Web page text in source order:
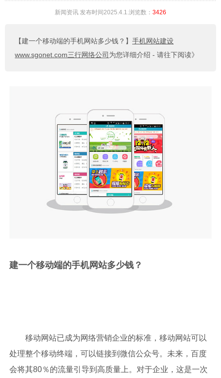
新闻资讯 发布时间2025.4.1.浏览数： 3426
【建一个移动端的手机网站多少钱？】 手机网站建设
www.sgonet.com三行网络公司 为您详细介绍 - 请往下阅读》
建一个移动端的手机网站多少钱？
移动网站已成为网络营销企业的标准，移动网站可以
处理整个移动终端，可以链接到微信公众号。未来，百度
会将其80％的流量引导到高质量上。对于企业，这是一次